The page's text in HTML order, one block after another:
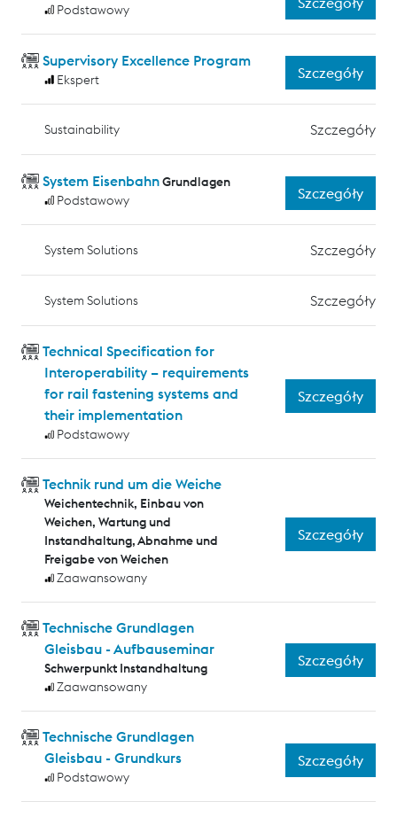
Podstawowy
Supervisory Excellence Program
Ekspert Szczegóły
Sustainability Szczegóły
System EisenbahnGrundlagen
Podstawowy
Szczegóły
System Solutions Szczegóły
System Solutions Szczegóły
Technical Specification for
Interoperability – requirements
for rail fastening systems and
their implementation
Podstawowy
Szczegóły
Technik rund um die Weiche
Weichentechnik, Einbau von
Weichen, Wartung und
Instandhaltung, Abnahme und
Freigabe von Weichen
Zaawansowany
Szczegóły
Technische Grundlagen
Gleisbau - Aufbauseminar
Schwerpunkt Instandhaltung
Zaawansowany
Szczegóły
Technische Grundlagen
Gleisbau - Grundkurs
Podstawowy
Szczegóły